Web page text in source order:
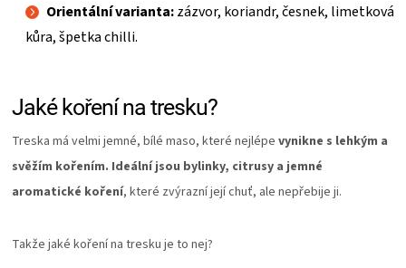
Orientální varianta:zázvor, koriandr, česnek, limetková
kůra, špetka chilli.
Jaké koření na tresku?
Treska má velmi jemné, bílé maso, které nejlépe vynikne s lehkým a
svěžím kořením. Ideální jsou bylinky, citrusy a jemné
aromatické koření, které zvýrazní její chuť, ale nepřebije ji.
Takže jaké koření na tresku je to nej?